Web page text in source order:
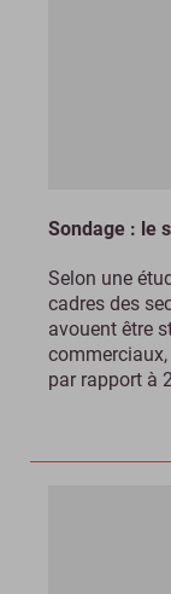
Sondage : le
Selon une
cadres des
avouent être
par rapport à